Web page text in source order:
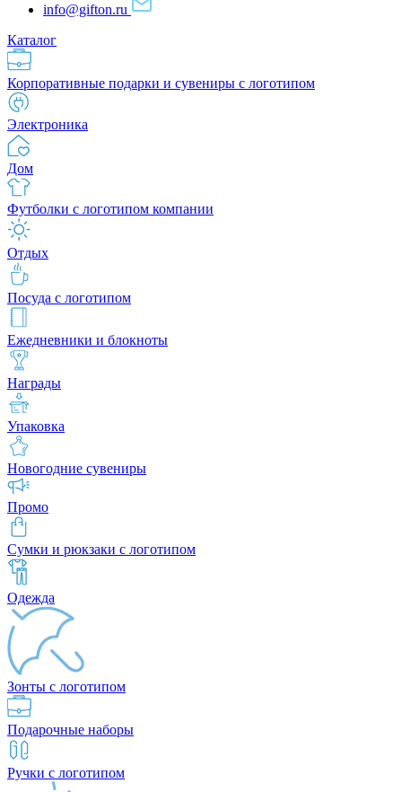
info@gifton.ru
Каталог
Корпоративные подарки и сувениры с логотипом
Электроника
Дом
Футболки с логотипом компании
Отдых
Посуда с логотипом
Ежедневники и блокноты
Награды
Упаковка
Новогодние сувениры
Промо
Сумки и рюкзаки с логотипом
Одежда
Зонты с логотипом
Подарочные наборы
Ручки с логотипом